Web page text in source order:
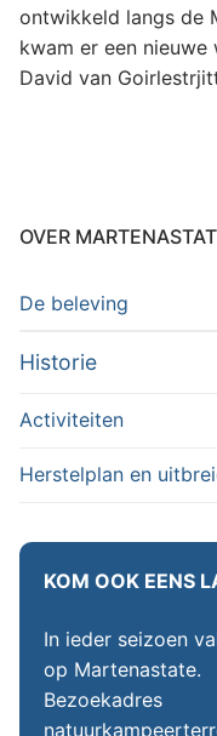
ontwikkeld langs de
kwam er een
David van
OVER
De beleving
Historie
Activiteiten
Herstelplan en
KOM OOK EENS
In ieder seizoen
op Martenastate.
Bezoekadres